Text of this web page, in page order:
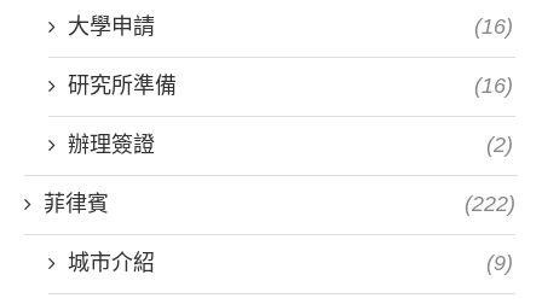
大學申請 (16)
研究所準備 (16)
辦理簽證 (2)
菲律賓 (222)
城市介紹 (9)